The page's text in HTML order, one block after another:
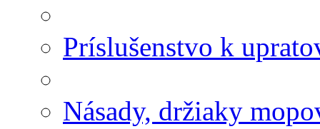
Príslušenstvo k
Násady, držiaky